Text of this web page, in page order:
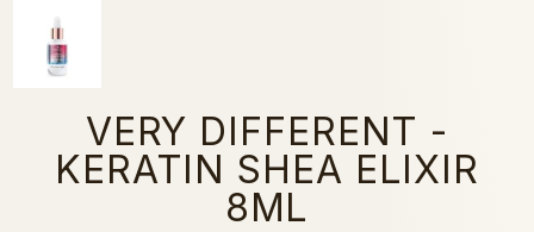
VERY DIFFERENT -
KERATIN SHEA ELIXIR
8ML